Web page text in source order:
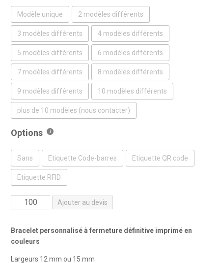
Modèle unique 2 modèles différents
3 modèles différents 4 modèles différents
5 modèles différents 6 modèles différents
7 modèles différents 8 modèles différents
9 modèles différents 10 modèles différents
plus de 10 modèles (nous contacter)
Options
Sans Etiquette Code-barres Etiquette QR code
Etiquette RFID
quantité
Bracelets
polyester
Ajouter au devis
Bracelet personnalisé à fermeture définitive imprimé en
couleurs
Largeurs 12 mm ou 15 mm